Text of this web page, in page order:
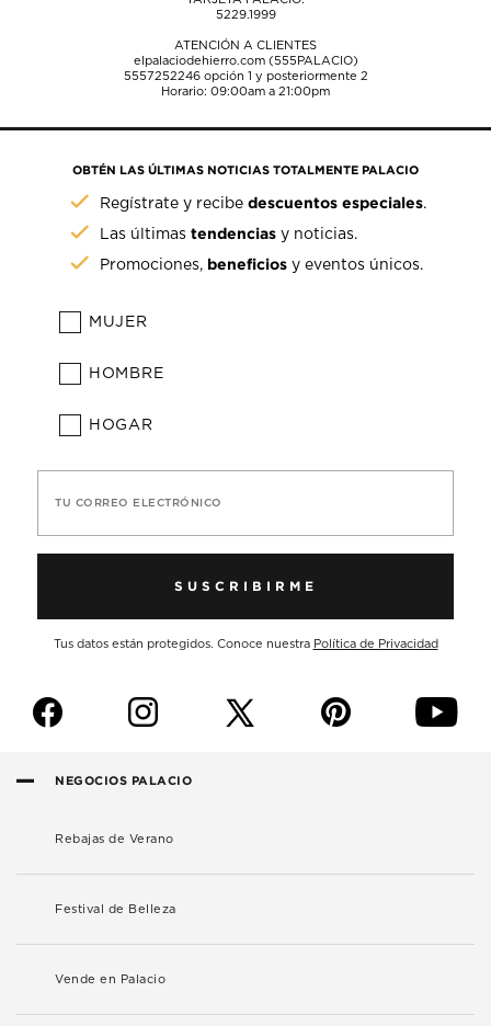
5229.1999
ATENCIÓN A CLIENTES
elpalaciodehierro.com (555PALACIO)
5557252246opción 1 y posteriormente 2
Horario: 09:00am a 21:00pm
OBTÉN LAS ÚLTIMAS NOTICIAS TOTALMENTE PALACIO
Regístrate y recibedescuentos especiales.
Las últimastendencias y noticias.
Promociones, beneficios y eventos únicos.
MUJER
HOMBRE
HOGAR
TU CORREO ELECTRÓNICO
SUSCRIBIRME
Tus datos están protegidos. Conoce nuestra Política de Privacidad
f i p y
NEGOCIOS PALACIO
Rebajas de Verano
Festival de Belleza
Vende en Palacio